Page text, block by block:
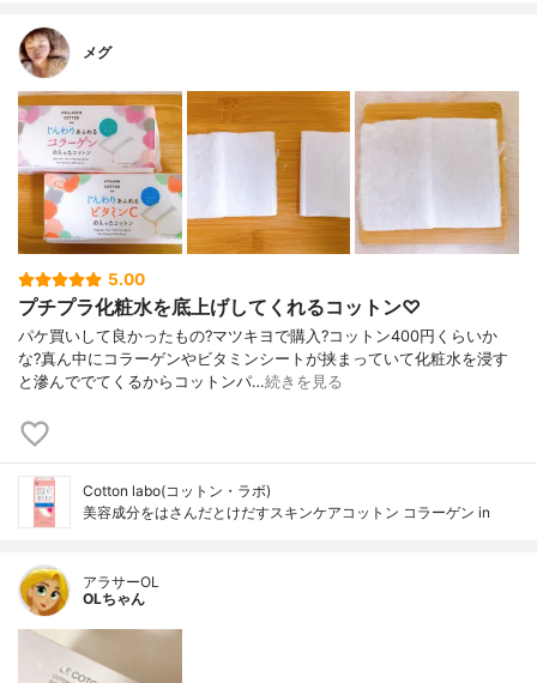
メグ
5.00
プチプラ化粧水を底上げしてくれるコットン♡
パケ買いして良かったもの?マツキヨで購入?コットン400円くらいか
な?真ん中にコラーゲンやビタミンシートが挟まっていて化粧水を浸す
と滲んででてくるからコットンパ…続きを見る
Cotton labo(コットン・ラボ)
美容成分をはさんだとけだすスキンケアコットン コラーゲン in
アラサーOL
OLちゃん